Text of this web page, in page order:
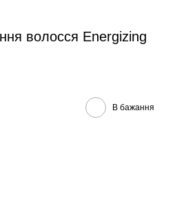
волосся Energizing
В бажання